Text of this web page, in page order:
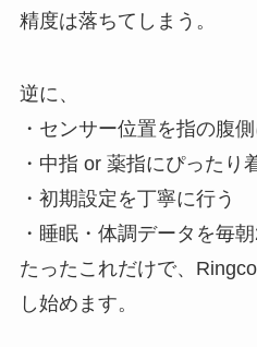
精度は落ちてしまう。
逆に、
・センサー位置を指の腹
・中指 or 薬指にぴったり
・初期設定を丁寧に行う
・睡眠・体調データを毎
たったこれだけで、
し始めます。